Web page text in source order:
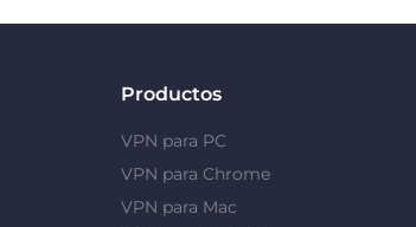
Productos
VPN para PC
VPN para Chrome
VPN para Mac